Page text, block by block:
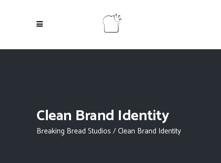
Clean Brand Identity
Breaking Bread Studios /Clean Brand Identity